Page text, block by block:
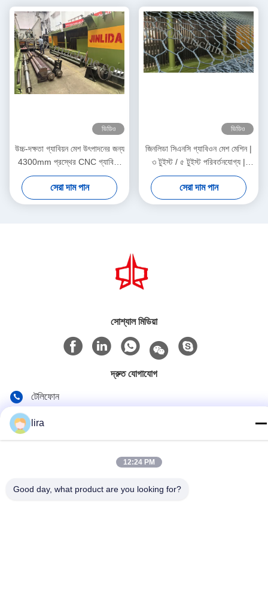
ভিডিও
উচ্চ-দক্ষতা গ্যাবিয়ন মেশ উৎপাদনের জন্য
4300mm প্রস্থের CNC গ্যাবিয়ন
মেশ মেশিন
সেরা দাম পান
ভিডিও
জিনলিডা সিএনসি গ্যাবিওন মেশ মেশিন |
৩ টুইস্ট / ৫ টুইস্ট পরিবর্তনযোগ্য |
সামঞ্জস্যযোগ্য টুইস্ট দৈর্ঘ্য | উচ্চ-গতির
মাল্টি-স্পেক উৎপাদন
সেরা দাম পান
সোশ্যাল মিডিয়া
দ্রুত যোগাযোগ
টেলিফোন
ই-মেইল
lira
12:24 PM
Good day, what product are you looking for?